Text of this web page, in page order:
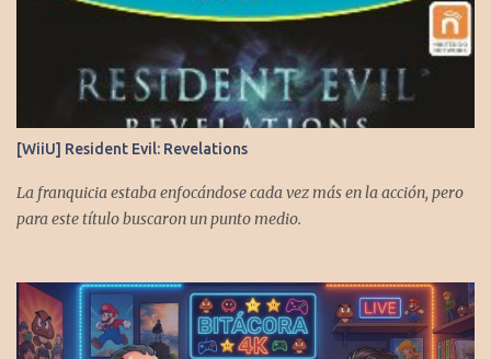
[WiiU] Resident Evil: Revelations
La franquicia estaba enfocándose cada vez más en la acción, pero
para este título buscaron un punto medio.